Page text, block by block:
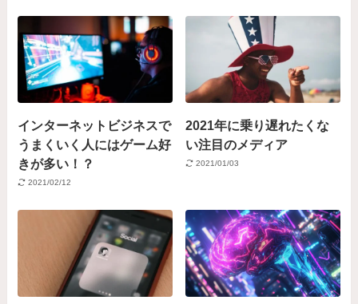
インターネットビジネスで
うまくいく人にはゲーム好
きが多い！？
2021/02/12
2021年に乗り遅れたくな
い注目のメディア
2021/01/03